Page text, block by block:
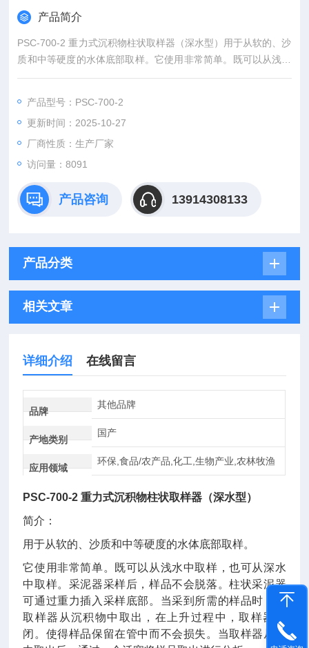
产品简介
PSC-700-2 重力式沉积物柱状取样器（深水型）用于从软的、沙
质和中等硬度的水体底部取样。它使用非常简单。既可以从浅水
中取样，也可从深水中取样。
产品型号：PSC-700-2
更新时间：2025-10-27
厂商性质：生产厂家
访问量：8091
产品咨询 13914308133
产品分类
相关文章
详细介绍 在线留言
品牌
其他品牌
产地类别
国产
应用领域
环保,食品/农产品,化工,生物产业,农林牧渔
PSC-700-2 重力式沉积物柱状取样器（深水型）
简介：
用于从软的、沙质和中等硬度的水体底部取样。
它使用非常简单。既可以从浅水中取样，也可从深水
中取样。采泥器采样后，样品不会脱落。柱状采泥器
可通过重力插入采样底部。当采到所需的样品时，将
取样器从沉积物中取出，在上升过程中，取样器关
闭。使得样品保留在管中而不会损失。当取样器从水